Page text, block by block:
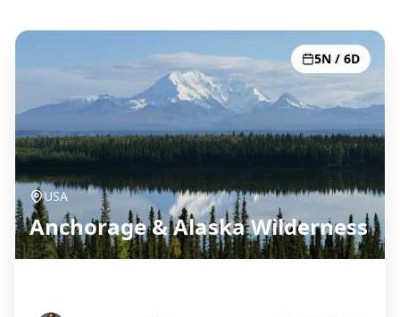
5N / 6D
USA
Anchorage & Alaska Wilderness